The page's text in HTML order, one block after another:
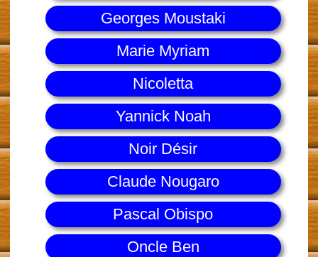
Georges Moustaki
Marie Myriam
Nicoletta
Yannick Noah
Noir Désir
Claude Nougaro
Pascal Obispo
Oncle Ben